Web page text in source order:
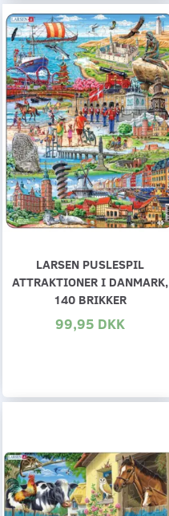
LARSEN PUSLESPIL
ATTRAKTIONER I DANMARK,
140 BRIKKER
99,95 DKK